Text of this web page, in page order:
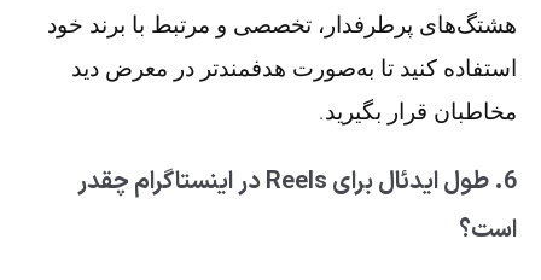
هشتگ‌های پرطرفدار، تخصصی و مرتبط با برند خود
استفاده کنید تا به‌صورت هدفمندتر در معرض دید
مخاطبان قرار بگیرید.
6. طول ایدئال برای Reels در اینستاگرام چقدر
است؟